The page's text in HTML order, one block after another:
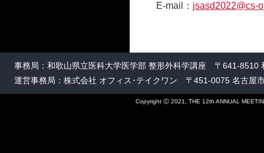
E-mail： jsasd2022@cs-
事務局：和歌山県立医科大学医学部 整形外科学講座 〒641-
運営事務局：株式会社 オフィス･テイクワン 〒451-0075 名古
Copyright Ⓒ 2021, THE 12th ANNUAL